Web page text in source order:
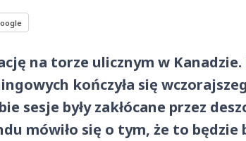
na torze ulicznym w Kanadzie.
kończyła się
sesje były zakłócane przez
mówiło się o tym, że to będzie